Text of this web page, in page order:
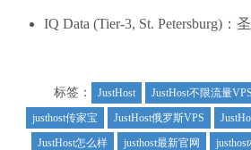
IQ Data (Tier-3, St. Petersburg)：
标签： JustHost JustHost不限流量VPS
justhost传家宝
JustHost俄罗斯VPS
JustHost怎么样
justhost最新官网